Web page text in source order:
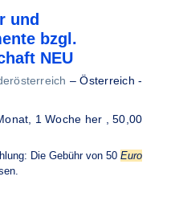
und
bzgl.
NEU
–Österreich -
1 Woche her , 50,00
Die Gebühr von 50 Euro